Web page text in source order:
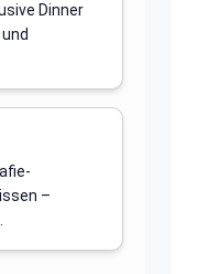
Dinner
–